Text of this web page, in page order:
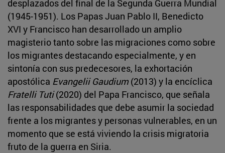
desplazados del final de la Segunda Guerra Mundial
(1945-1951). Los Papas Juan Pablo II, Benedicto
XVI y Francisco han desarrollado un amplio
magisterio tanto sobre las migraciones como sobre
los migrantes destacando especialmente, y en
sintonía con sus predecesores, la exhortación
apostólica Evangelii Gaudium (2013) y la encíclica
Fratelli Tuti(2020) del Papa Francisco, que señala
las responsabilidades que debe asumir la sociedad
frente a los migrantes y personas vulnerables, en un
momento que se está viviendo la crisis migratoria
fruto de la guerra en Siria.